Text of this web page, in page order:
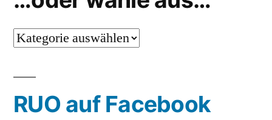
…
aus…
RUO auf Facebook